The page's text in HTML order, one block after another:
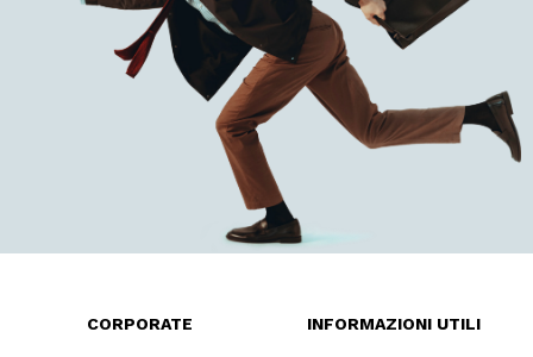
CORPORATE INFORMAZIONI UTILI